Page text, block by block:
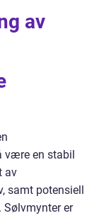
av
være en stabil
av
samt potensiell
Sølvmynter er